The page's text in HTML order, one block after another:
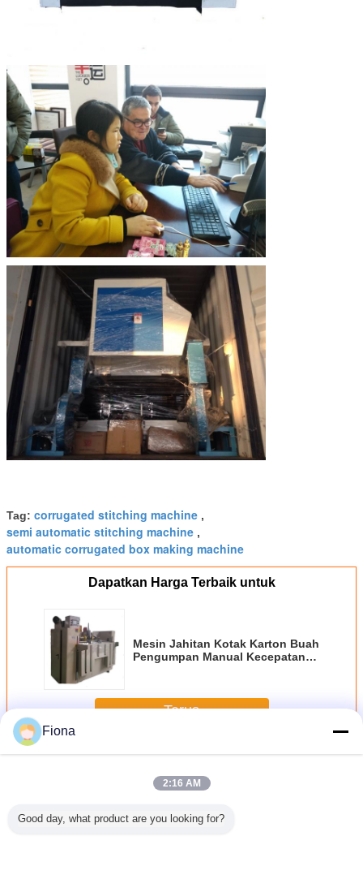
Tag: corrugated stitching machine ,
semi automatic stitching machine ,
automatic corrugated box making machine
Dapatkan Harga Terbaik untuk
Mesin Jahitan Kotak Karton Buah
Pengumpan Manual Kecepatan
Terus
LebihMesin Jahitan Kotak Karton
Fiona
2:16 AM
Good day, what product are you looking for?